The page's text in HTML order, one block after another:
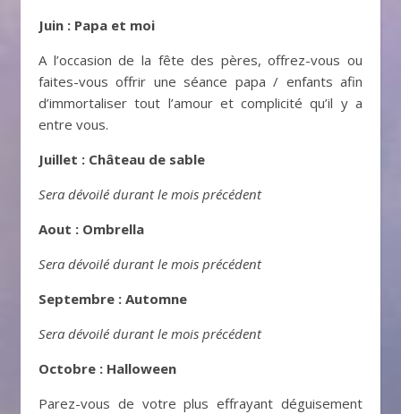
Juin : Papa et moi
A l’occasion de la fête des pères, offrez-vous ou
faites-vous offrir une séance papa / enfants afin
d’immortaliser tout l’amour et complicité qu’il y a
entre vous.
Juillet : Château de sable
Sera dévoilé durant le mois précédent
Aout : Ombrella
Sera dévoilé durant le mois précédent
Septembre : Automne
Sera dévoilé durant le mois précédent
Octobre : Halloween
Parez-vous de votre plus effrayant déguisement